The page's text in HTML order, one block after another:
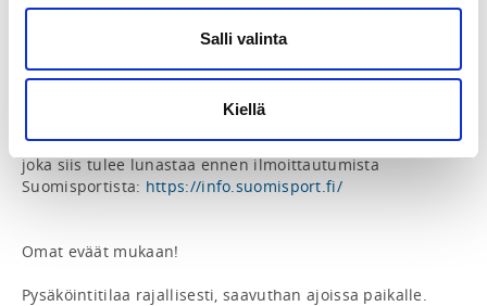
Salli valinta
Kiellä
Kumite 9:30-11:00
Kata 14:00-15:30
Ilmoittautuminen leirille Suomisportissa, HUOM!
Ilmoittautuminen vaatii Karateliiton lisenssin (15 €),
joka siis tulee lunastaa ennen ilmoittautumista
Suomisportista: https://info.suomisport.fi/
Omat eväät mukaan!
Pysäköintitilaa rajallisesti, saavuthan ajoissa paikalle.